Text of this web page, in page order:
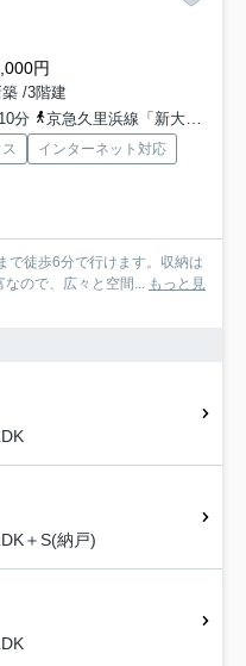
円
/3階建
分
京急久里浜線「新大津」駅 徒歩21分
インターネット対応
で徒歩6分で行けます。収納は
ので、広々と空間... もっと見
＋S(納戸)